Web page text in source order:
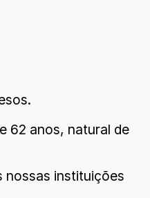
62 anos, natural de
nossas instituições